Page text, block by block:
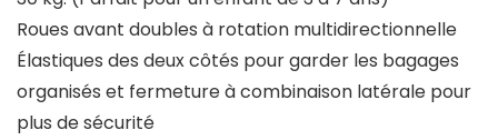
Roues avant doubles à rotation multidirectionnelle
Élastiques des deux côtés pour garder les bagages
organisés et fermeture à combinaison latérale pour
plus de sécurité